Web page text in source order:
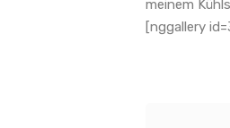
meinem
[nggallery